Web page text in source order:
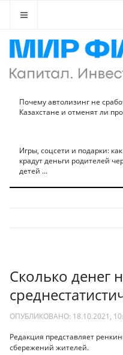
Почему автолизинг не
Казахстане и отменят ли
Игры, соцсети и подарки:
крадут деньги родителей
детей ...
Сколько денег
ОПУБЛИКОВАНО: 18.10.2021,
Редакция представляет
сбережений жителей.